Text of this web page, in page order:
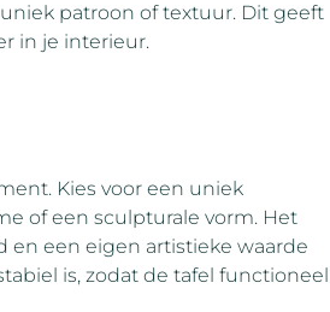
patroon of textuur. Dit geeft
in je interieur.
Kies voor een uniek
of een sculpturale vorm. Het
en een eigen artistieke waarde
is, zodat de tafel functioneel